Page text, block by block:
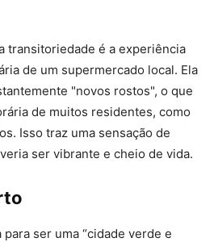
transitoriedade é a experiência
de um supermercado local. Ela
"novos rostos", o que
de muitos residentes, como
Isso traz uma sensação de
ser vibrante e cheio de vida.
ser uma “cidade verde e